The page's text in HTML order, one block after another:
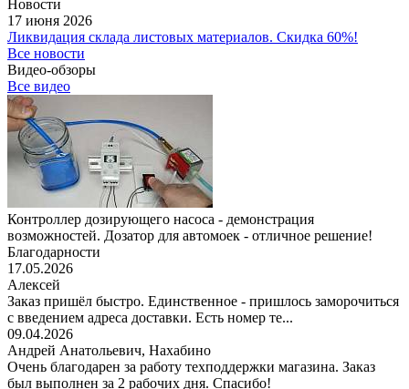
Новости
17 июня 2026
Ликвидация склада листовых материалов. Скидка 60%!
Все новости
Видео-обзоры
Все видео
Контроллер дозирующего насоса - демонстрация
возможностей. Дозатор для автомоек - отличное решение!
Благодарности
17.05.2026
Алексей
Заказ пришёл быстро. Единственное - пришлось заморочиться
с введением адреса доставки. Есть номер те...
09.04.2026
Андрей Анатольевич, Нахабино
Очень благодарен за работу техподдержки магазина. Заказ
был выполнен за 2 рабочих дня. Спасибо!